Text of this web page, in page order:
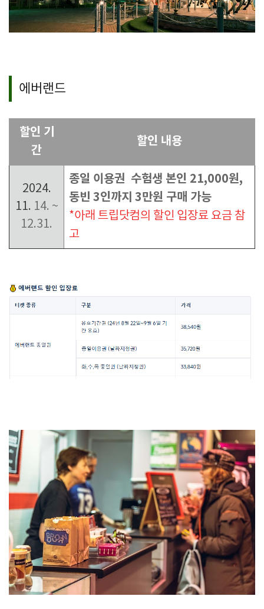
에버랜드
할인 기
간
할인 내용
2024.
11. 14. ~
12.31.
종일 이용권 수험생 본인 21,000원,
동빈 3인까지 3만원 구매 가능
*아래 트립닷컴의 할인 입장료 요금 참
고